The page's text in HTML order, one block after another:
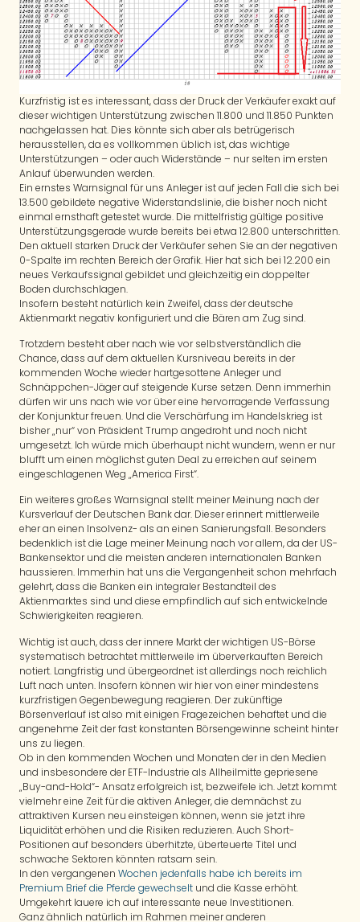
Kurzfristig ist es interessant, dass der Druck der Verkäufer exakt auf
dieser wichtigen Unterstützung zwischen 11.800 und 11.850 Punkten
nachgelassen hat. Dies könnte sich aber als betrügerisch
herausstellen, da es vollkommen üblich ist, das wichtige
Unterstützungen – oder auch Widerstände – nur selten im ersten
Anlauf überwunden werden.
Ein ernstes Warnsignal für uns Anleger ist auf jeden Fall die sich bei
13.500 gebildete negative Widerstandslinie, die bisher noch nicht
einmal ernsthaft getestet wurde. Die mittelfristig gültige positive
Unterstützungsgerade wurde bereits bei etwa 12.800 unterschritten.
Den aktuell starken Druck der Verkäufer sehen Sie an der negativen
0-Spalte im rechten Bereich der Grafik. Hier hat sich bei 12.200 ein
neues Verkaufssignal gebildet und gleichzeitig ein doppelter
Boden durchschlagen.
Insofern besteht natürlich kein Zweifel, dass der deutsche
Aktienmarkt negativ konfiguriert und die Bären am Zug sind.
Trotzdem besteht aber nach wie vor selbstverständlich die
Chance, dass auf dem aktuellen Kursniveau bereits in der
kommenden Woche wieder hartgesottene Anleger und
Schnäppchen-Jäger auf steigende Kurse setzen. Denn immerhin
dürfen wir uns nach wie vor über eine hervorragende Verfassung
der Konjunktur freuen. Und die Verschärfung im Handelskrieg ist
bisher „nur“ von Präsident Trump angedroht und noch nicht
umgesetzt. Ich würde mich überhaupt nicht wundern, wenn er nur
blufft um einen möglichst guten Deal zu erreichen auf seinem
eingeschlagenen Weg „America First“.
Ein weiteres großes Warnsignal stellt meiner Meinung nach der
Kursverlauf der Deutschen Bank dar. Dieser erinnert mittlerweile
eher an einen Insolvenz- als an einen Sanierungsfall. Besonders
bedenklich ist die Lage meiner Meinung nach vor allem, da der US-
Bankensektor und die meisten anderen internationalen Banken
haussieren. Immerhin hat uns die Vergangenheit schon mehrfach
gelehrt, dass die Banken ein integraler Bestandteil des
Aktienmarktes sind und diese empfindlich auf sich entwickelnde
Schwierigkeiten reagieren.
Wichtig ist auch, dass der innere Markt der wichtigen US-Börse
systematisch betrachtet mittlerweile im überverkauften Bereich
notiert. Langfristig und übergeordnet ist allerdings noch reichlich
Luft nach unten. Insofern können wir hier von einer mindestens
kurzfristigen Gegenbewegung reagieren. Der zukünftige
Börsenverlauf ist also mit einigen Fragezeichen behaftet und die
angenehme Zeit der fast konstanten Börsengewinne scheint hinter
uns zu liegen.
Ob in den kommenden Wochen und Monaten der in den Medien
und insbesondere der ETF-Industrie als Allheilmitte gepriesene
„Buy-and-Hold“- Ansatz erfolgreich ist, bezweifele ich. Jetzt kommt
vielmehr eine Zeit für die aktiven Anleger, die demnächst zu
attraktiven Kursen neu einsteigen können, wenn sie jetzt ihre
Liquidität erhöhen und die Risiken reduzieren. Auch Short-
Positionen auf besonders überhitzte, überteuerte Titel und
schwache Sektoren könnten ratsam sein.
In den vergangenen Wochen jedenfalls habe ich bereits im
Premium Brief die Pferde gewechselt und die Kasse erhöht.
Umgekehrt lauere ich auf interessante neue Investitionen.
Ganz ähnlich natürlich im Rahmen meiner anderen